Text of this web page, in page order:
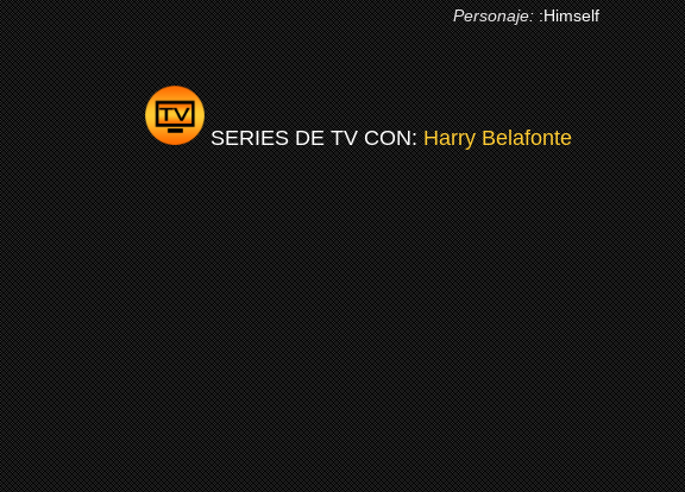
Personaje::Himself
SERIES DE TV CON:Harry Belafonte